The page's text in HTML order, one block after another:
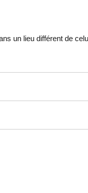
un lieu différent de